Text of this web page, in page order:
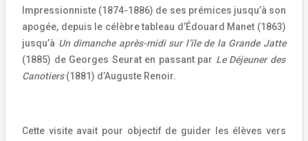
Impressionniste (1874-1886) de ses prémices jusqu’à son
apogée, depuis le célèbre tableau d’Édouard Manet (1863)
jusqu’à Un dimanche après-midi sur l’île de la Grande Jatte
(1885) de Georges Seurat en passant par Le Déjeuner des
Canotiers(1881) d’Auguste Renoir.
Cette visite avait pour objectif de guider les élèves vers